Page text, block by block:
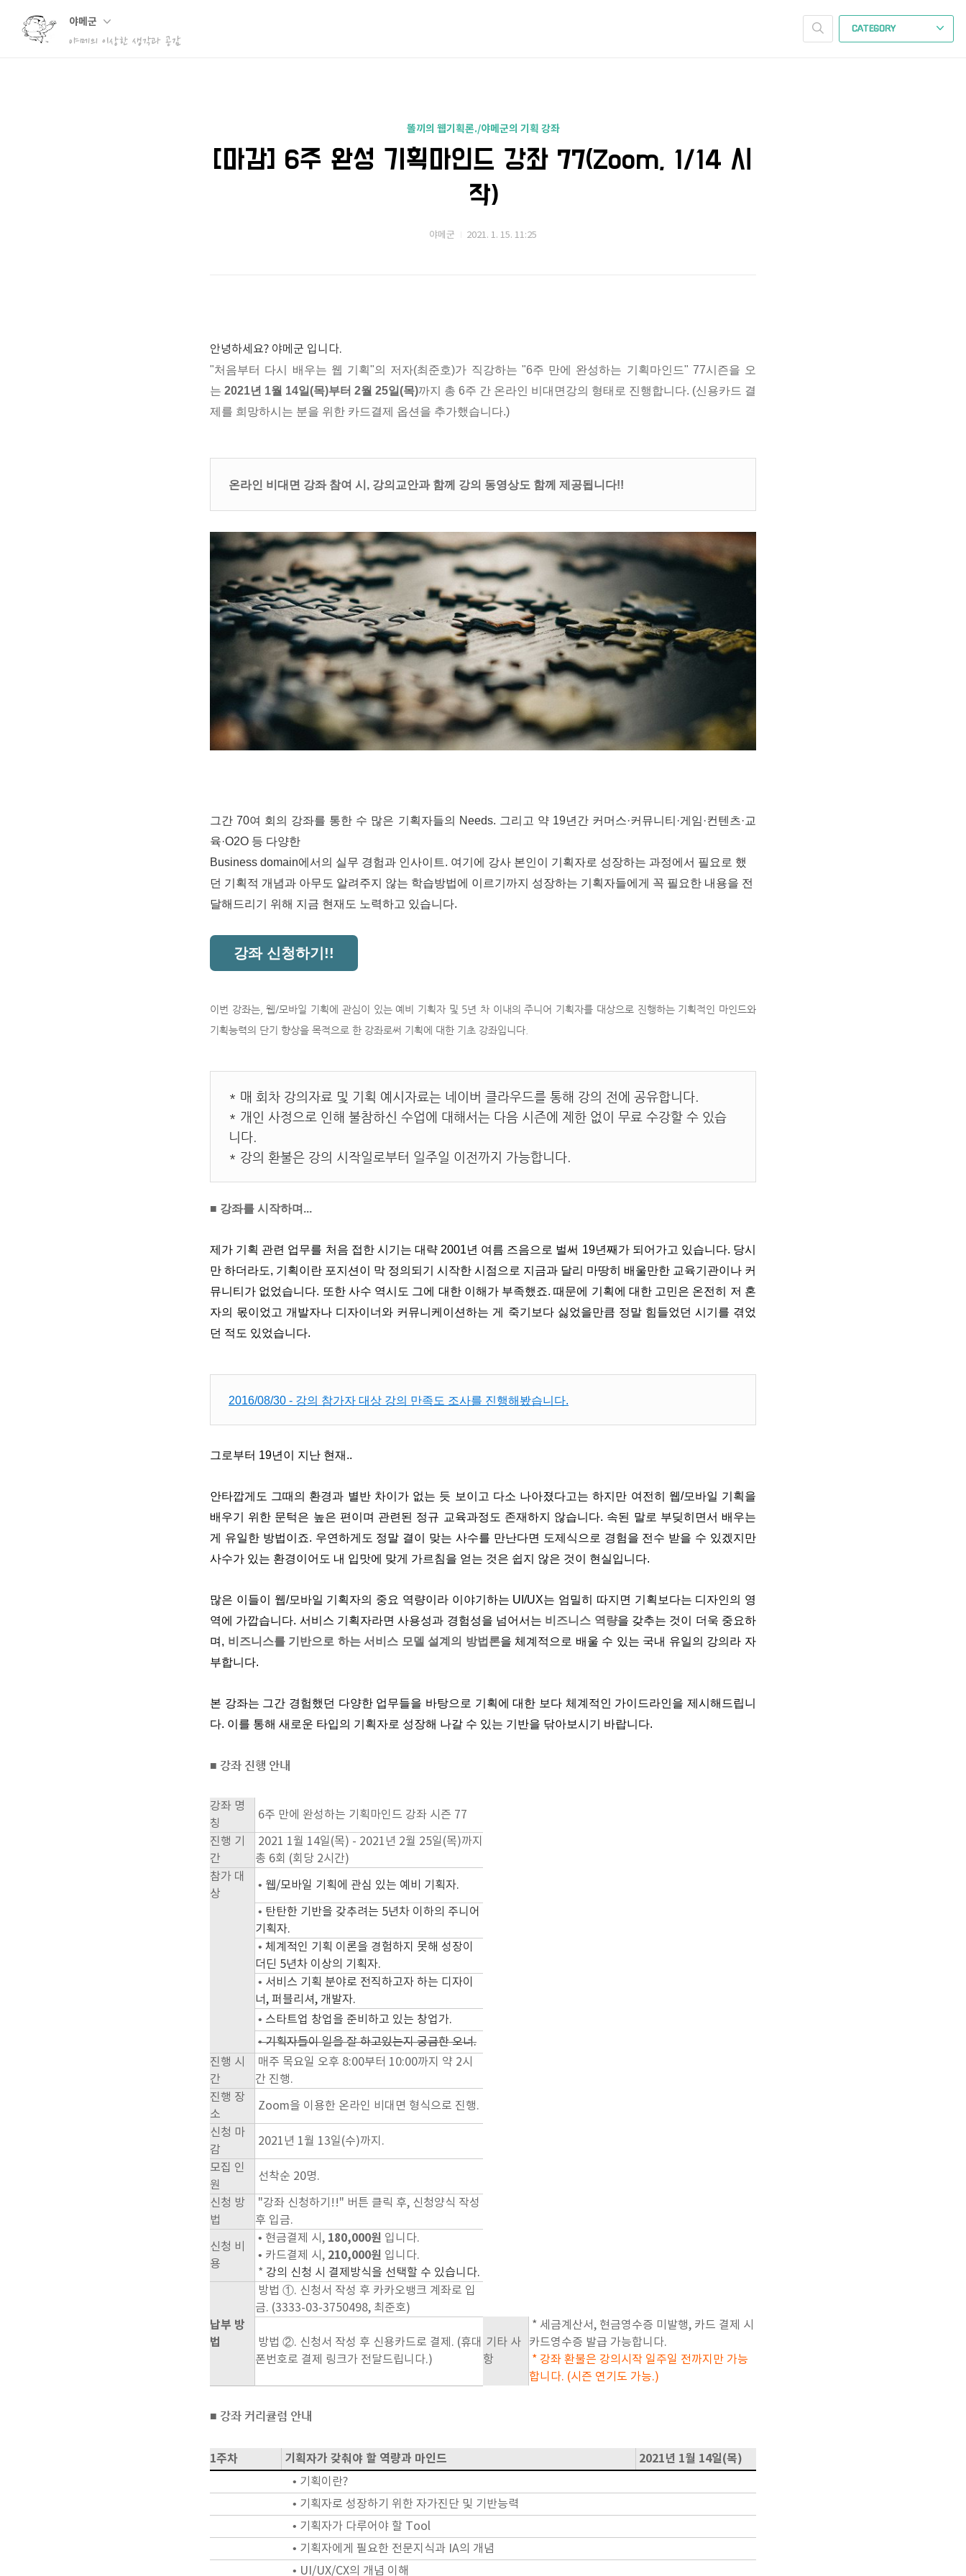
야메군
야메의 이상한 생각과 공감
CATEGORY
똘끼의 웹기획론./야메군의 기획 강좌
[마감] 6주 완성 기획마인드 강좌 77(Zoom, 1/14 시
작)
야메군 2021. 1. 15. 11:25
안녕하세요? 야메군 입니다.
"처음부터 다시 배우는 웹 기획"의 저자(최준호)가 직강하는 "6주 만에 완성하는 기획마인드" 77시즌을 오
는 2021년 1월 14일(목)부터 2월 25일(목)까지 총 6주 간 온라인 비대면강의 형태로 진행합니다. (신용카드 결
제를 희망하시는 분을 위한 카드결제 옵션을 추가했습니다.)
온라인 비대면 강좌 참여 시, 강의교안과 함께 강의 동영상도 함께 제공됩니다!!
그간 70여 회의 강좌를 통한 수 많은 기획자들의 Needs. 그리고 약 19년간 커머스·커뮤니티·게임 ·컨텐츠·교
육·O2O 등 다양한
Business domain에서의 실무 경험과 인사이트. 여기에 강사 본인이 기획자로 성장하는 과정에서 필요로 했
던 기획적 개념과 아무도 알려주지 않는 학습방법에 이르기까지 성장하는 기획자들에게 꼭 필요한 내용을 전
달해드리기 위해 지금 현재도 노력하고 있습니다.
강좌 신청하기!!
이번 강좌는, 웹/모바일 기획에 관심이 있는 예비 기획자 및 5년 차 이내의 주니어 기획자를 대상으로 진행하는 기획적인 마인드와
기획능력의 단기 향상을 목적으로 한 강좌로써 기획에 대한 기초 강좌입니다.
* 매 회차 강의자료 및 기획 예시자료는 네이버 클라우드를 통해 강의 전에 공유합니다.
* 개인 사정으로 인해 불참하신 수업에 대해서는 다음 시즌에 제한 없이 무료 수강할 수 있습
니다.
* 강의 환불은 강의 시작일로부터 일주일 이전까지 가능합니다.
■ 강좌를 시작하며...
제가 기획 관련 업무를 처음 접한 시기는 대략 2001년 여름 즈음으로 벌써 19년째가 되어가고 있습니다. 당시
만 하더라도, 기획이란 포지션이 막 정의되기 시작한 시점으로 지금과 달리 마땅히 배울만한 교육기관이나 커
뮤니티가 없었습니다. 또한 사수 역시도 그에 대한 이해가 부족했죠. 때문에 기획에 대한 고민은 온전히 저 혼
자의 몫이었고 개발자나 디자이너와 커뮤니케이션하는 게 죽기보다 싫었을만큼 정말 힘들었던 시기를 겪었
던 적도 있었습니다.
2016/08/30 - 강의 참가자 대상 강의 만족도 조사를 진행해봤습니다.
그로부터 19년이 지난 현재..
안타깝게도 그때의 환경과 별반 차이가 없는 듯 보이고 다소 나아졌다고는 하지만 여전히 웹/모바일 기획을
배우기 위한 문턱은 높은 편이며 관련된 정규 교육과정도 존재하지 않습니다. 속된 말로 부딪히면서 배우는
게 유일한 방법이죠. 우연하게도 정말 결이 맞는 사수를 만난다면 도제식으로 경험을 전수 받을 수 있겠지만
사수가 있는 환경이어도 내 입맛에 맞게 가르침을 얻는 것은 쉽지 않은 것이 현실입니다.
많은 이들이 웹/모바일 기획자의 중요 역량이라 이야기하는 UI/UX는 엄밀히 따지면 기획보다는 디자인의 영
역에 가깝습니다. 서비스 기획자라면 사용성과 경험성을 넘어서는 비즈니스 역량을 갖추는 것이 더욱 중요하
며, 비즈니스를 기반으로 하는 서비스 모델 설계의 방법론을 체계적으로 배울 수 있는 국내 유일의 강의라 자
부합니다.
본 강좌는 그간 경험했던 다양한 업무들을 바탕으로 기획에 대한 보다 체계적인 가이드라인을 제시해드립니
다. 이를 통해 새로운 타입의 기획자로 성장해 나갈 수 있는 기반을 닦아보시기 바랍니다.
■ 강좌 진행 안내
강좌 명
칭
6주 만에 완성하는 기획마인드 강좌 시즌 77
진행 기
간
2021 1월 14일(목) - 2021년 2월 25일(목)까지
총 6회 (회당 2시간)
참가 대
상
• 웹/모바일 기획에 관심 있는 예비 기획자.
• 탄탄한 기반을 갖추려는 5년차 이하의 주니어
기획자.
• 체계적인 기획 이론을 경험하지 못해 성장이
더딘 5년차 이상의 기획자.
• 서비스 기획 분야로 전직하고자 하는 디자이
너, 퍼블리셔, 개발자.
• 스타트업 창업을 준비하고 있는 창업가.
•기획자들이 일을 잘 하고있는지 궁금한 오너.
진행 시
간
매주 목요일 오후 8:00부터 10:00까지 약 2시
간 진행.
진행 장
소
Zoom을 이용한 온라인 비대면 형식으로 진행.
신청 마
감
2021년 1월 13일(수)까지.
모집 인
원
선착순 20명.
신청 방
법
"강좌 신청하기!!" 버튼 클릭 후, 신청양식 작성
후 입금.
신청 비
용
• 현금결제 시, 180,000원 입니다.
• 카드결제 시, 210,000원 입니다.
* 강의 신청 시 결제방식을 선택할 수 있습니다.
납부 방
법
방법 ①. 신청서 작성 후 카카오뱅크 계좌로 입
금. (3333-03-3750498, 최준호)
방법 ②. 신청서 작성 후 신용카드로 결제. (휴대
폰번호로 결제 링크가 전달드립니다.)
기타 사
항
* 세금계산서, 현금영수증 미발행, 카드 결제 시
카드영수증 발급 가능합니다.
* 강좌 환불은 강의시작 일주일 전까지만 가능
합니다. (시즌 연기도 가능.)
■ 강좌 커리큘럼 안내
1주차 기획자가 갖춰야 할 역량과 마인드 2021년 1월 14일(목)
• 기획이란?
• 기획자로 성장하기 위한 자가진단 및 기반능력
• 기획자가 다루어야 할 Tool
• 기획자에게 필요한 전문지식과 IA의 개념
• UI/UX/CX의 개념 이해